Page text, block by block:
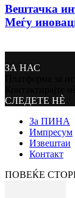
Вештачка
Меѓу
ЗА НАС
СЛЕДЕТЕ НЀ
За ПИНА
Импресум
Извештаи
Контакт
ПОВЕЌЕ